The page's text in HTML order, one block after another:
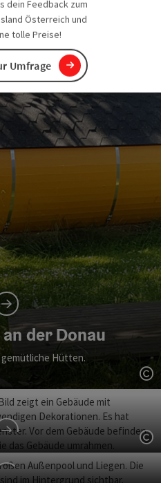
dein Feedback zum
Österreich und
tolle Preise!
Umfrage
der Donau
Hütten.